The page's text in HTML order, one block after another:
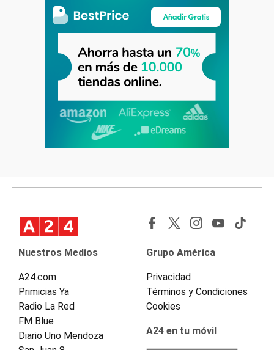
Nuestros Medios
A24.com
Primicias Ya
Radio La Red
FM Blue
Diario Uno Mendoza
Grupo América
Privacidad
Términos y Condiciones
Cookies
A24 en tu móvil